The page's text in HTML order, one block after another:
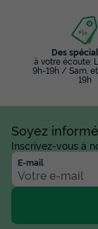
Des
à votre écoute:
9h-19h / Sam.
19h
Soyez
Inscrivez-vous à
E-mail